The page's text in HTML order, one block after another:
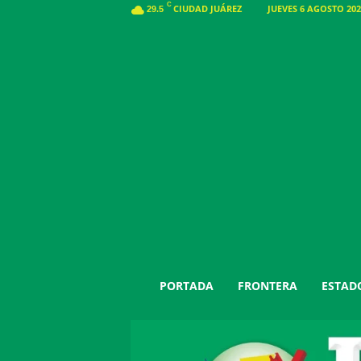
29.5 C CIUDAD JUÁREZ JUEVES 6 AGOSTO
PORTADA FRONTERA